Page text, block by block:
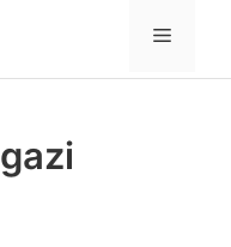
MENÜ